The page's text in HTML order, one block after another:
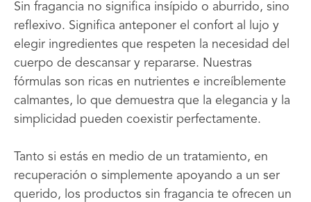
Sin fragancia no significa insípido o aburrido, sino
reflexivo. Significa anteponer el confort al lujo y
elegir ingredientes que respeten la necesidad del
cuerpo de descansar y repararse. Nuestras
fórmulas son ricas en nutrientes e increíblemente
calmantes, lo que demuestra que la elegancia y la
simplicidad pueden coexistir perfectamente.
Tanto si estás en medio de un tratamiento, en
recuperación o simplemente apoyando a un ser
querido, los productos sin fragancia te ofrecen un